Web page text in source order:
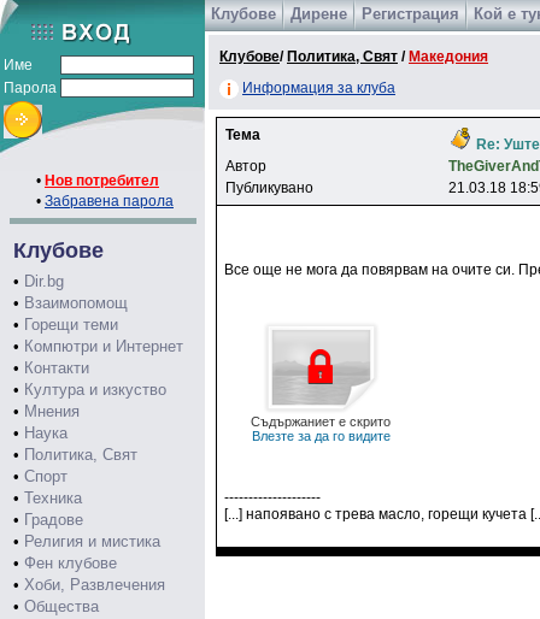
Games
Име
Парола
• Нов потребител
• Забравена парола
Клубове
• Dir.bg
• Взаимопомощ
• Горещи теми
• Компютри и Интернет
• Контакти
• Култура и изкуство
• Мнения
• Наука
• Политика, Свят
• Спорт
• Техника
• Градове
• Религия и мистика
• Фен клубове
• Хоби, Развлечения
• Общества
Клубове Дирене Регистрация Кой е
Клубове/ Политика, Свят / Македония
Информация за клуба
Тема
Re:
Автор
Публикувано
21.03.18
Все още не мога да повярвам на очите си.
Съдържаниет е скрито
Влезте за да го видите
--------------------
[...] напоявано с трева масло, горещи кучета